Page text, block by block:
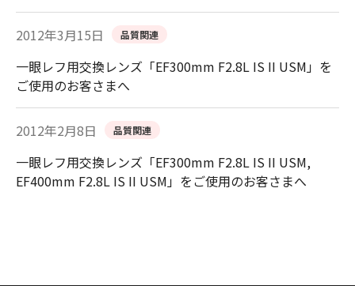
2012年3月15日 品質関連
一眼レフ用交換レンズ「EF300mm F2.8L IS II USM」を
ご使用のお客さまへ
2012年2月8日 品質関連
一眼レフ用交換レンズ「EF300mm F2.8L IS II USM,
EF400mm F2.8L IS II USM」をご使用のお客さまへ